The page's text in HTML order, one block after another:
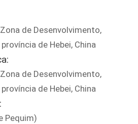
de Desenvolvimento,
de Hebei, China
de Desenvolvimento,
de Hebei, China
Pequim)